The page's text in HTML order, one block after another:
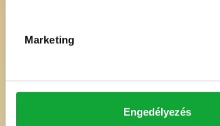
Marketing
Engedélyezés
Termékeink